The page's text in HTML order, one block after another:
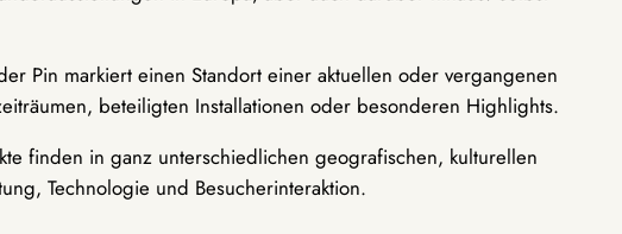
Pin markiert einen Standort einer aktuellen oder vergangenen
beteiligten Installationen oder besonderen Highlights.
finden in ganz unterschiedlichen geografischen, kulturellen
Technologie und Besucherinteraktion.